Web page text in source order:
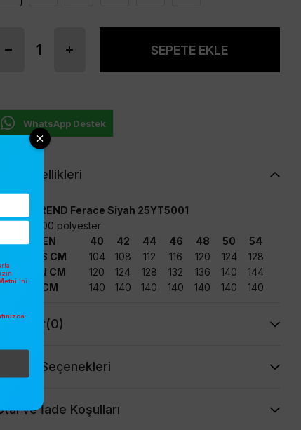
WhatsApp Destek
Ürün Özellikleri
TREND Ferace Siyah 25YT5001
%100 polyester
BEDEN
40 42 44 46 48 50
54
GÖĞÜS CM
104 108 112 116 120 124
128
BASEN CM
120 124 128 132 136 140
144
BOY CM
140 140 140 140 140 140 140
(0)
Ödeme Seçenekleri
ve İade Koşulları
'ni